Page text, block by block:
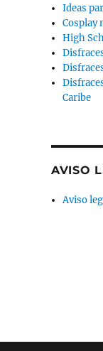
Ideas
Cosplay
High
Caribe
AVISO
Aviso